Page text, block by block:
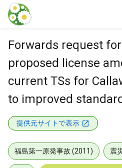
本文に飛ぶ
Forwards request
proposed license
current TSs for
to improved
提供元サイトで表示
福島第一原発事故 (2011) 震